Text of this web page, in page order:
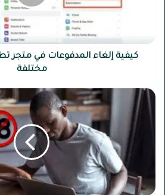
مختلفة
5
طرق
تمكنك